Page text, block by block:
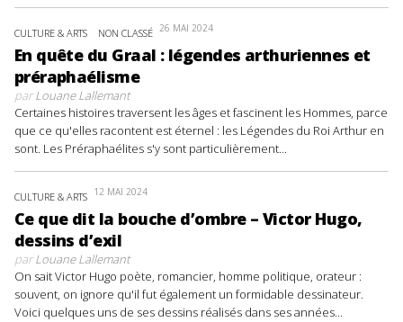
CULTURE & ARTS NON CLASSÉ 26 MAI 2024
En quête du Graal : légendes arthuriennes et
préraphaélisme
parLouane Lallemant
Certaines histoires traversent les âges et fascinent les Hommes, parce
que ce qu'elles racontent est éternel : les Légendes du Roi Arthur en
sont. Les Préraphaélites s'y sont particulièrement...
CULTURE & ARTS 12 MAI 2024
Ce que dit la bouche d’ombre – Victor Hugo,
dessins d’exil
parLouane Lallemant
On sait Victor Hugo poète, romancier, homme politique, orateur :
souvent, on ignore qu'il fut également un formidable dessinateur.
Voici quelques uns de ses dessins réalisés dans ses années...